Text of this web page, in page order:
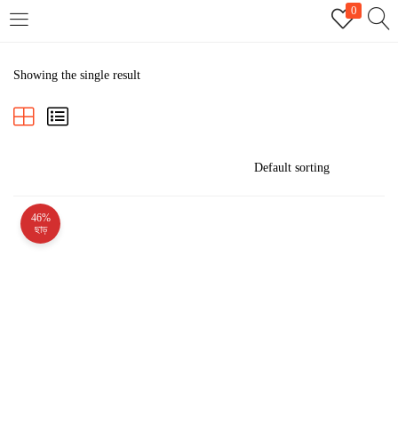
0
REGISTER
Showing the single result
46%
ছাড়